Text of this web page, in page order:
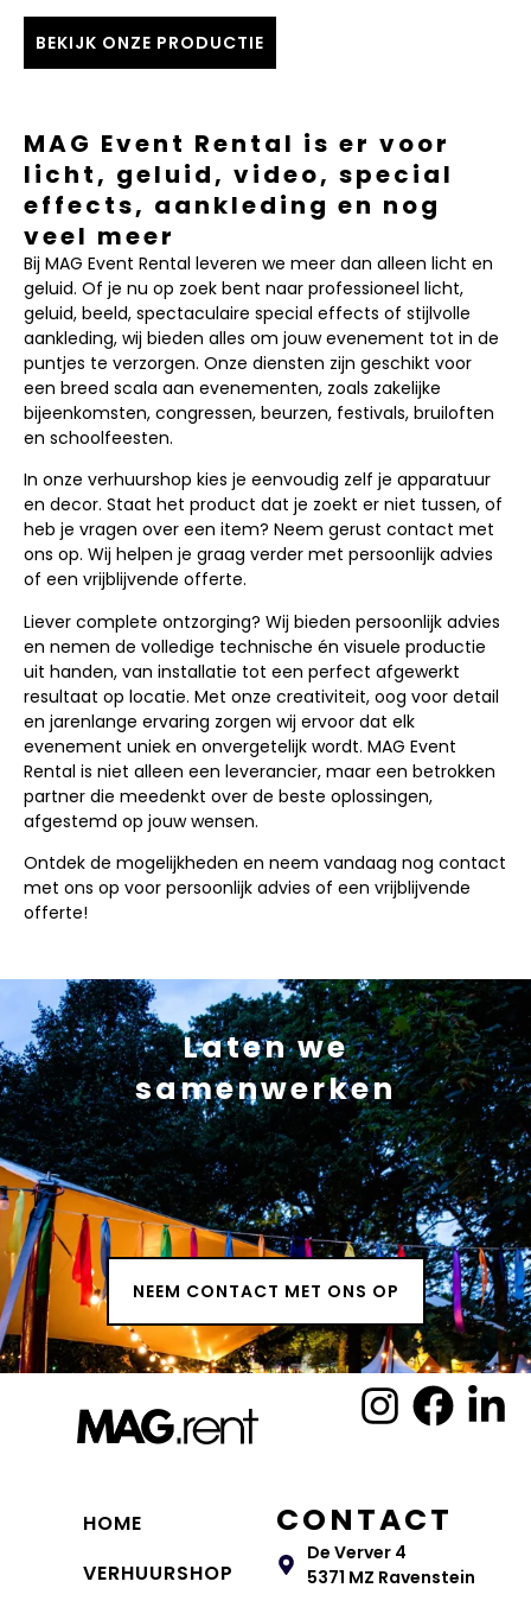
BEKIJK ONZE PRODUCTIE
MAG Event Rental is er voor
licht, geluid, video, special
effects, aankleding en nog
veel meer
Bij MAG Event Rental leveren we meer dan alleen licht en
geluid. Of je nu op zoek bent naar professioneel licht,
geluid, beeld, spectaculaire special effects of stijlvolle
aankleding, wij bieden alles om jouw evenement tot in de
puntjes te verzorgen. Onze diensten zijn geschikt voor
een breed scala aan evenementen, zoals zakelijke
bijeenkomsten, congressen, beurzen, festivals, bruiloften
en schoolfeesten.
In onze verhuurshop kies je eenvoudig zelf je apparatuur
en decor. Staat het product dat je zoekt er niet tussen, of
heb je vragen over een item? Neem gerust contact met
ons op. Wij helpen je graag verder met persoonlijk advies
of een vrijblijvende offerte.
Liever complete ontzorging? Wij bieden persoonlijk advies
en nemen de volledige technische én visuele productie
uit handen, van installatie tot een perfect afgewerkt
resultaat op locatie. Met onze creativiteit, oog voor detail
en jarenlange ervaring zorgen wij ervoor dat elk
evenement uniek en onvergetelijk wordt. MAG Event
Rental is niet alleen een leverancier, maar een betrokken
partner die meedenkt over de beste oplossingen,
afgestemd op jouw wensen.
Ontdek de mogelijkheden en neem vandaag nog contact
met ons op voor persoonlijk advies of een vrijblijvende
offerte!
Laten we
samenwerken
NEEM CONTACT MET ONS OP
CONTACT
De Verver 4
5371 MZ Ravenstein
HOME
VERHUURSHOP